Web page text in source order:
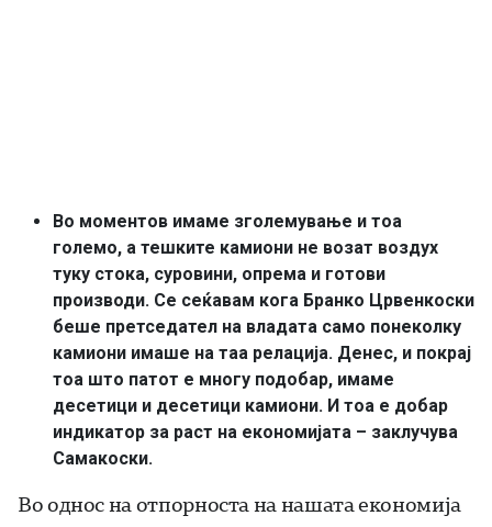
Во моментов имаме зголемување и тоа
големо, а тешките камиони не возат воздух
туку стока, суровини, опрема и готови
производи. Се сеќавам кога Бранко Црвенкоски
беше претседател на владата само понеколку
камиони имаше на таа релација. Денес, и покрај
тоа што патот е многу подобар, имаме
десетици и десетици камиони. И тоа е добар
индикатор за раст на економијата – заклучува
Самакоски.
Во однос на отпорноста на нашата економија